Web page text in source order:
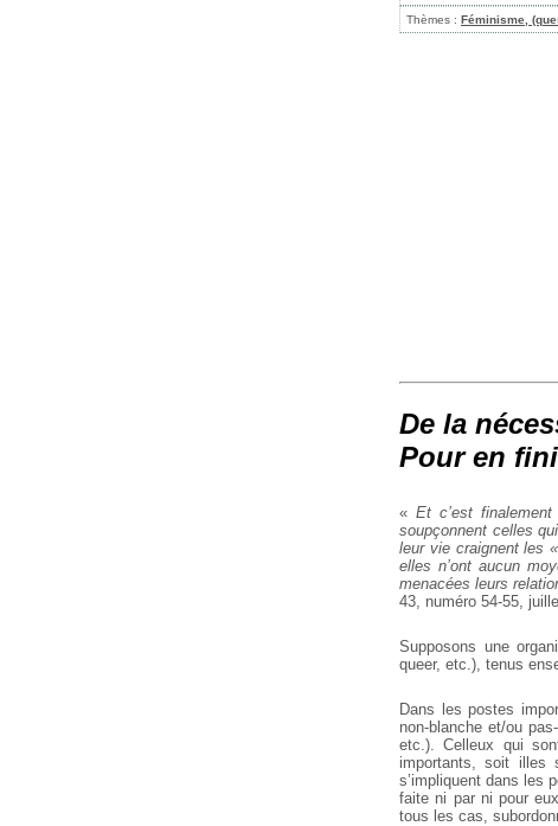
Thèmes : Féminisme,
De la
Pour en
« Et c’est
soupçonnent celles
leur vie craignent les
elles n’ont aucun
menacées leurs
43, numéro 54-55,
Supposons une
queer, etc.), tenus
Dans les postes
non-blanche et/ou
etc.). Celleux qui
importants, soit illes
s’impliquent dans les
faite ni par ni pour
tous les cas,